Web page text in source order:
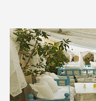
اكتشف أفضل
لا مثيل لها لكل مسافر
دبي: دليلك الشامل